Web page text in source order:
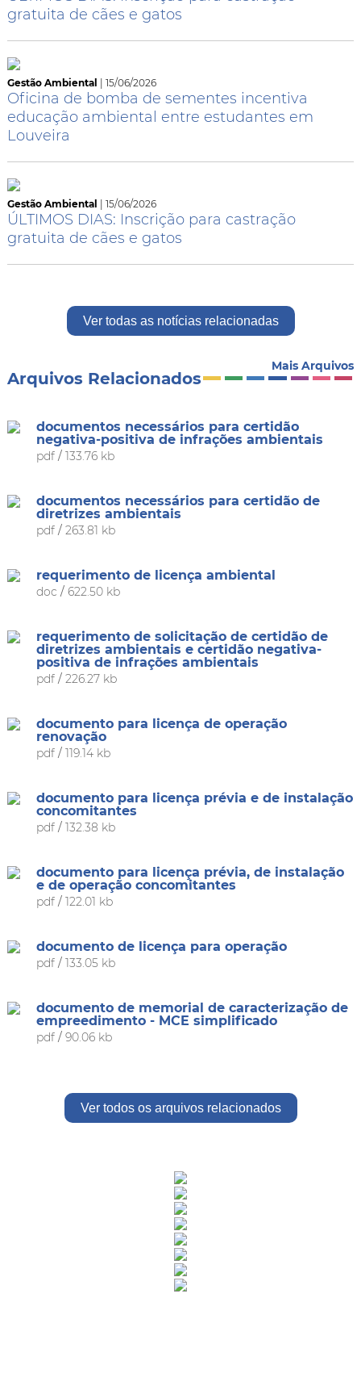
gratuita de cães e gatos
Gestão Ambiental | 15/06/2026
Oficina de bomba de sementes incentiva
educação ambiental entre estudantes em
Louveira
Gestão Ambiental | 15/06/2026
ÚLTIMOS DIAS: Inscrição para castração
gratuita de cães e gatos
Ver todas as notícias relacionadas
Arquivos Relacionados
Mais Arquivos
documentos necessários para certidão
negativa-positiva de infrações ambientais
pdf/ 133.76 kb
documentos necessários para certidão de
diretrizes ambientais
pdf/ 263.81 kb
requerimento de licença ambiental
doc / 622.50 kb
requerimento de solicitação de certidão de
diretrizes ambientais e certidão negativa-
positiva de infrações ambientais
pdf/ 226.27 kb
documento para licença de operação
renovação
pdf/ 119.14 kb
documento para licença prévia e de instalação
concomitantes
pdf/ 132.38 kb
documento para licença prévia, de instalação
e de operação concomitantes
pdf/ 122.01 kb
documento de licença para operação
pdf/ 133.05 kb
documento de memorial de caracterização de
empreedimento - MCE simplificado
pdf/ 90.06 kb
Ver todos os arquivos relacionados